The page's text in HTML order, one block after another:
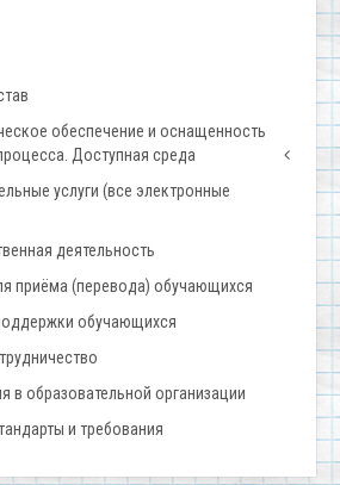
обеспечение и оснащенность
Доступная среда
услуги (все электронные
деятельность
приёма (перевода) обучающихся
обучающихся
в образовательной организации
и требования